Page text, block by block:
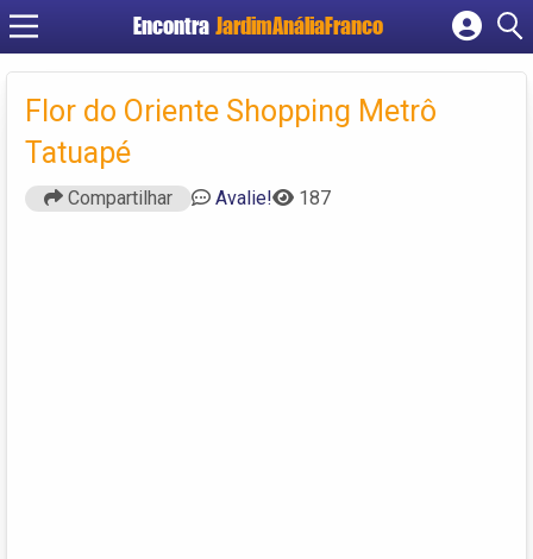
Encontra JardimAnáliaFranco
Cadastrar empresa
Criar conta
Flor do Oriente Shopping Metrô
Tatuapé
Compartilhar Avalie! 187